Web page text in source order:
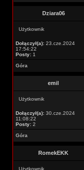
Dziara06
Użytkownik
Dołączył(a): 23.cze.2024
17:54:22
Posty: 1
Góra
emil
Użytkownik
Dołączył(a): 30.cze.2024
11:08:22
Posty: 2
Góra
RomekEKK
Użytkownik